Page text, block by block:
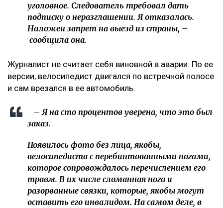
уголовное. Следователь требовал дать
подписку о неразглашении. Я отказалась.
Наложен запрет на выезд из страны, –
сообщила она.
Журналист не считает себя виновной в аварии. По ее
версии, велосипедист двигался по встречной полосе
и сам врезался в ее автомобиль.
– Я на сто процентов уверена, что это был
заказ.
Появилось фото без лица, якобы,
велосипедиста с перебинтованными ногами,
которое сопровождалось перечислением его
травм. В их числе сломанная нога и
разорванные связки, которые, якобы могут
оставить его инвалидом. На самом деле, в